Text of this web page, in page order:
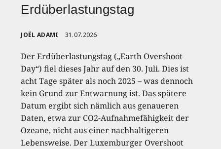
Erdüberlastungstag
JOËL ADAMI 31.07.2026
Der Erdüberlastungstag („Earth Overshoot
Day“) fiel dieses Jahr auf den 30. Juli. Dies ist
acht Tage später als noch 2025 – was dennoch
kein Grund zur Entwarnung ist. Das spätere
Datum ergibt sich nämlich aus genaueren
Daten, etwa zur CO2-Aufnahmefähigkeit der
Ozeane, nicht aus einer nachhaltigeren
Lebensweise. Der Luxemburger Overshoot